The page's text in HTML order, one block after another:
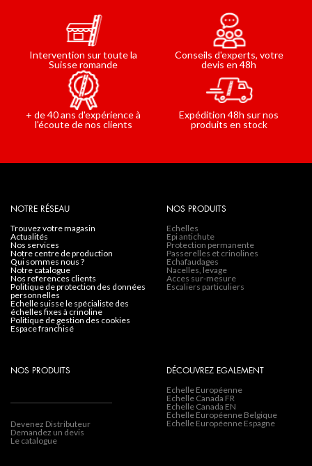
Intervention sur toute la
Suisse romande
Conseils d'experts, votre
devis en 48h
+ de 40 ans d'expérience à
l'écoute de nos clients
Expédition 48h sur nos
produits en stock
NOTRE RÉSEAU
trouvez votre magasin
actualités
nos services
notre centre de production
qui sommes nous ?
notre catalogue
nos references clients
politique de protection des données
personnelles
echelle suisse le spécialiste des
échelles fixes à crinoline
politique de gestion des cookies
espace franchisé
NOS PRODUITS
Echelles
Epi antichute
Protection permanente
Passerelles et crinolines
Echafaudages
Nacelles, levage
Acces sur-mesure
Escaliers particuliers
NOS PRODUITS
Devenez Distributeur
Demandez un devis
Le catalogue
DÉCOUVREZ EGALEMENT
Echelle Européenne
Echelle Canada FR
Echelle Canada EN
Echelle Européenne Belgique
Echelle Européenne Espagne